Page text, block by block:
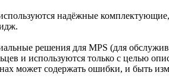
надёжные
решения для MPS (для
и используются только с целью
может содержать ошибки, и быть